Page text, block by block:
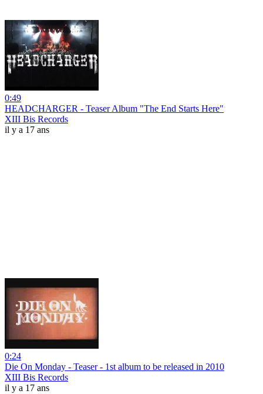
0:49
HEADCHARGER - Teaser Album "The End Starts Here"
XIII Bis Records
il y a 17 ans
0:24
Die On Monday - Teaser - 1st album to be released in 2010
XIII Bis Records
il y a 17 ans